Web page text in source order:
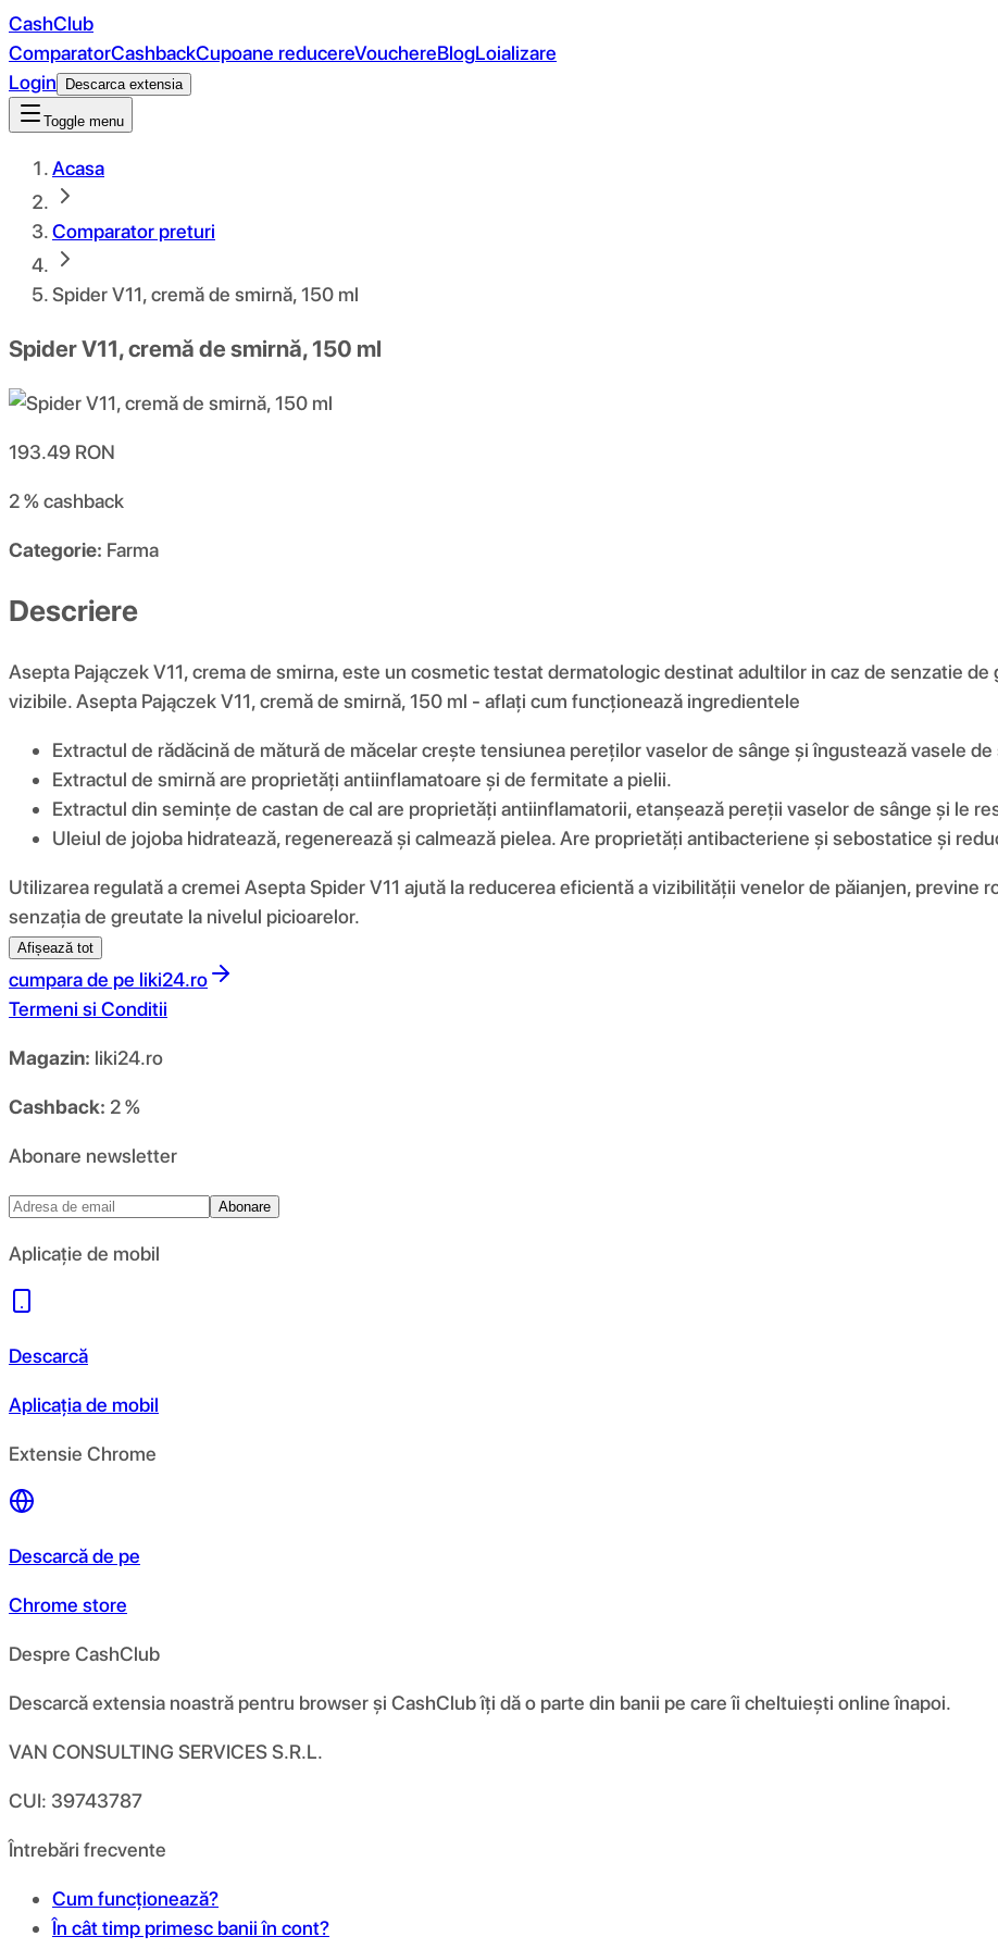
CashClub
ComparatorCashbackCupoane reducereVouchereBlogLoializare
Login
Descarca extensia
Toggle menu
Acasa
Comparator preturi
Spider V11, cremă de smirnă, 150 ml
Spider V11, cremă de smirnă, 150 ml
193.49 RON
2 %cashback
Categorie: Farma
Descriere
Asepta Pajączek V11, crema de smirna, este un cosmetic testat dermatologic destinat adultilor in caz de senzatie
vizibile. Asepta Pajączek V11, cremă de smirnă, 150 ml - aflați cum funcționează ingredientele
Extractul de rădăcină de mătură de măcelar crește tensiunea pereților vaselor de sânge și îngustează vasele de
Extractul de smirnă are proprietăți antiinflamatoare și de fermitate a pielii.
Extractul din semințe de castan de cal are proprietăți antiinflamatorii, etanșează pereții vaselor de sânge și le
Uleiul de jojoba hidratează, regenerează și calmează pielea. Are proprietăți antibacteriene și sebostatice și
Utilizarea regulată a cremei Asepta Spider V11 ajută la reducerea eficientă a vizibilității venelor de păianjen, previne
senzația de greutate la nivelul picioarelor.
Afișează tot
cumpara de pe liki24.ro
Termeni si Conditii
Magazin: liki24.ro
Cashback: 2 %
Abonare newsletter
Abonare
Aplicație de mobil
Descarcă
Aplicația de mobil
Extensie Chrome
Descarcă de pe
Chrome store
Despre CashClub
Descarcă extensia noastră pentru browser și CashClub îți dă o parte din banii pe care îi cheltuiești online înapoi.
VAN CONSULTING SERVICES S.R.L.
CUI: 39743787
Întrebări frecvente
Cum funcționează?
În cât timp primesc banii în cont?